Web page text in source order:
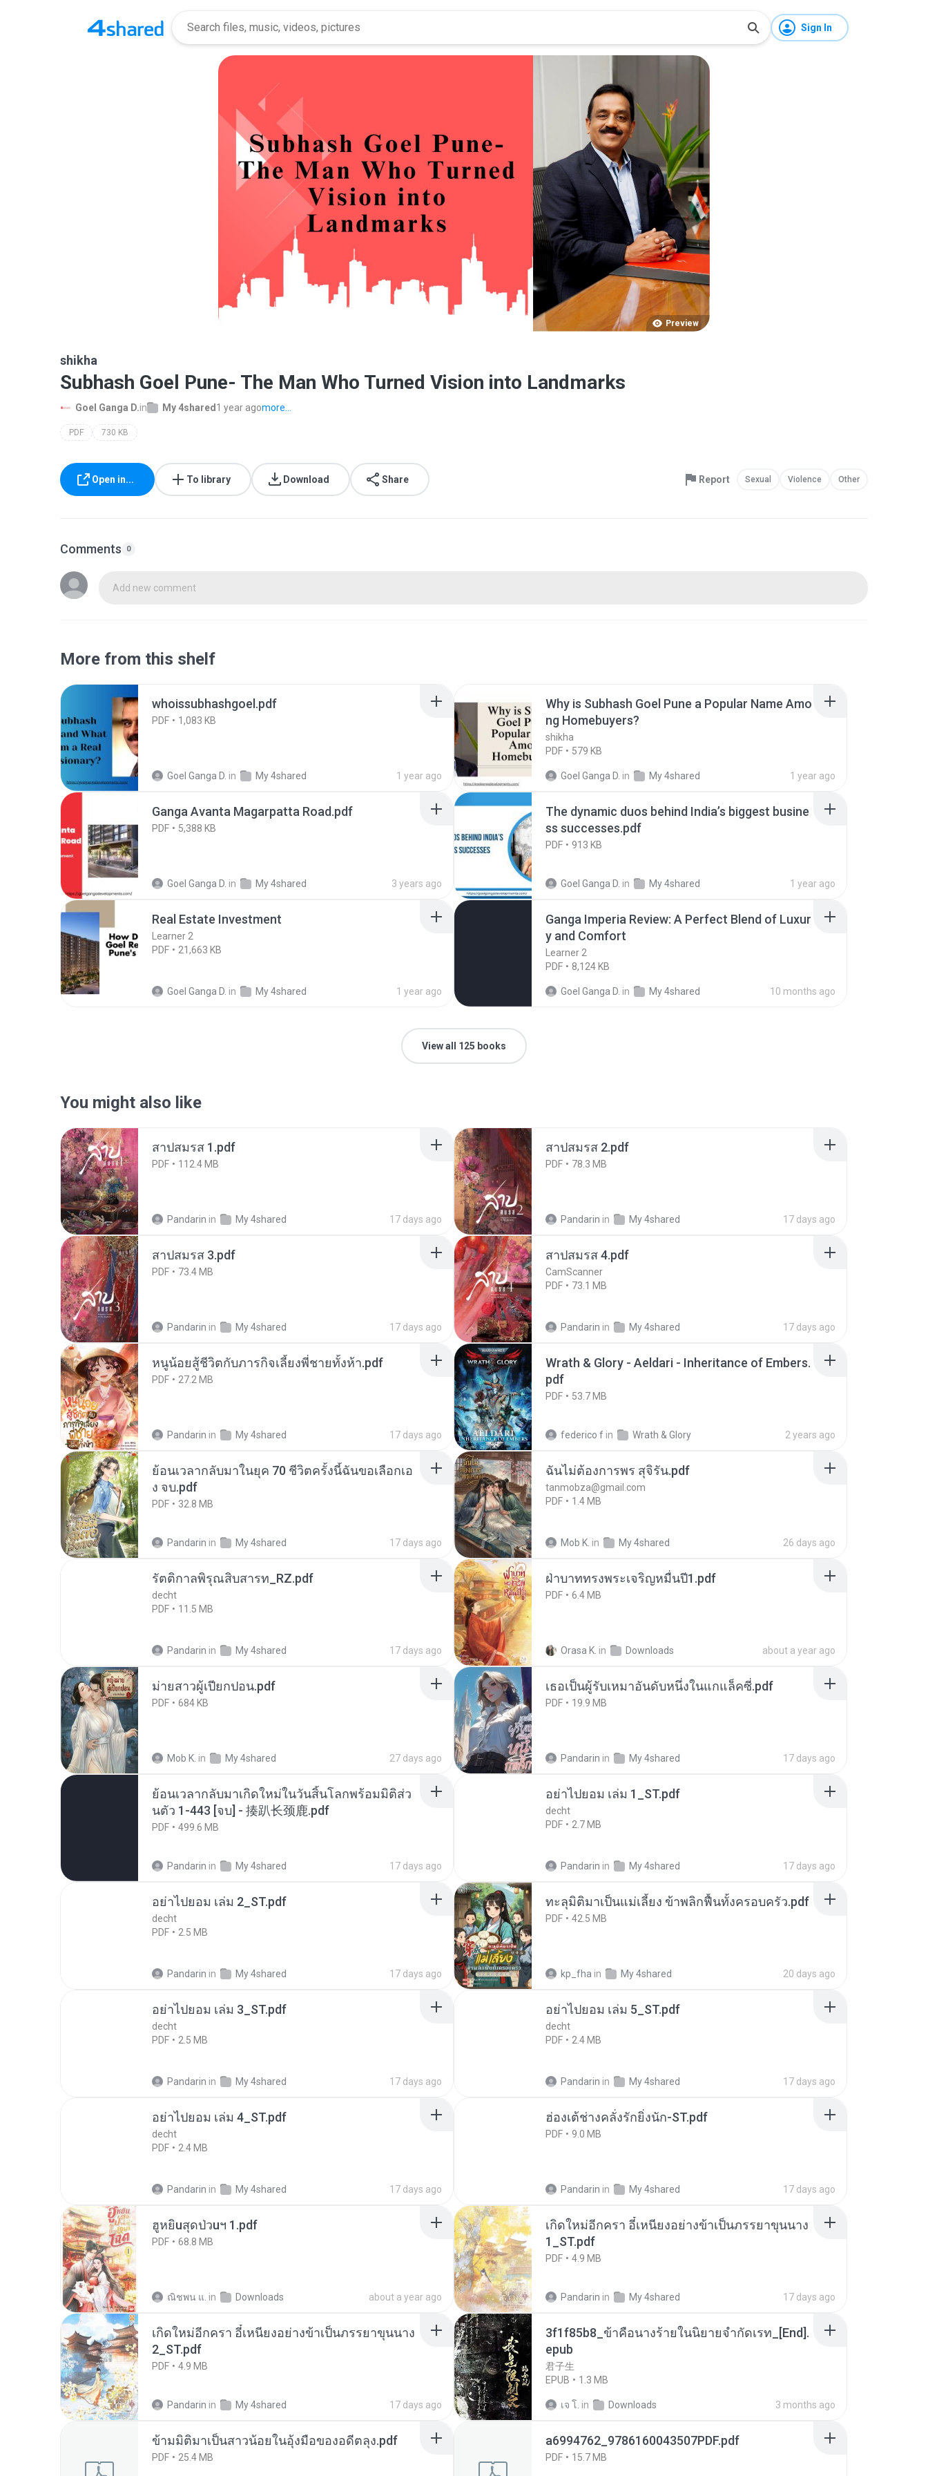
Sign In
Preview
shikha
Subhash Goel Pune- The Man Who Turned Vision into Landmarks
Goel Ganga D.in My 4shared 1 year agomore...
PDF 730 KB
Open in... To library Download Share Report Sexual Violence Other
Comments 0
Add new comment
More from this shelf
whoissubhashgoel.pdf
PDF 1,083 KB
Goel Ganga D. in My 4shared 1 year ago
Why is Subhash Goel Pune a Popular Name Amo
ng Homebuyers?
shikha
PDF
579 KB
Goel Ganga D. in My 4shared 1 year ago
Ganga Avanta Magarpatta Road.pdf
PDF 5,388 KB
Goel Ganga D. in My 4shared 3 years ago
The dynamic duos behind India’s biggest busine
ss successes.pdf
PDF 913 KB
Goel Ganga D. in My 4shared 1 year ago
Real Estate Investment
Learner 2
PDF
21,663 KB
Goel Ganga D. in My 4shared 1 year ago
Ganga Imperia Review: A Perfect Blend of Luxur
y and Comfort
Learner 2
PDF
8,124 KB
Goel Ganga D. in My 4shared 10 months ago
View all 125 books
You might also like
สาปสมรส 1.pdf
PDF 112.4 MB
Pandarin in My 4shared 17 days ago
สาปสมรส 2.pdf
PDF 78.3 MB
Pandarin in My 4shared 17 days ago
สาปสมรส 3.pdf
PDF 73.4 MB
Pandarin in My 4shared 17 days ago
สาปสมรส 4.pdf
CamScanner
PDF
73.1 MB
Pandarin in My 4shared 17 days ago
หนูน้อยสู้ชีวิตกับภารกิจเลี้ยงพี่ชายทั้งห้า.pdf
PDF 27.2 MB
Pandarin in My 4shared 17 days ago
Wrath & Glory - Aeldari - Inheritance of Embers.
pdf
PDF 53.7 MB
federico f in Wrath & Glory 2 years ago
ย้อนเวลากลับมาในยุค 70 ชีวิตครั้งนี้ฉันขอเลือกเอ
ง จบ.pdf
PDF 32.8 MB
Pandarin in My 4shared 17 days ago
ฉันไม่ต้องการพร สุจิรัน.pdf
tanmobza@gmail.com
PDF
1.4 MB
Mob K. in My 4shared 26 days ago
รัตติกาลพิรุณสิบสารท_RZ.pdf
decht
PDF
11.5 MB
Pandarin in My 4shared 17 days ago
ฝ่าบาททรงพระเจริญหมื่นปี1.pdf
PDF 6.4 MB
Orasa K. in Downloads about a year ago
ม่ายสาวผู้เปียกปอน.pdf
PDF 684 KB
Mob K. in My 4shared 27 days ago
เธอเป็นผู้รับเหมาอันดับหนึ่งในแกแล็คซี่.pdf
PDF 19.9 MB
Pandarin in My 4shared 17 days ago
ย้อนเวลากลับมาเกิดใหม่ในวันสิ้นโลกพร้อมมิติส่ว
นตัว 1-443 [จบ] - 揍趴长颈鹿.pdf
PDF 499.6 MB
Pandarin in My 4shared 17 days ago
อย่าไปยอม เล่ม 1_ST.pdf
decht
PDF
2.7 MB
Pandarin in My 4shared 17 days ago
อย่าไปยอม เล่ม 2_ST.pdf
decht
PDF
2.5 MB
Pandarin in My 4shared 17 days ago
ทะลุมิติมาเป็นแม่เลี้ยง ข้าพลิกฟื้นทั้งครอบครัว.pdf
PDF 42.5 MB
kp_fha in My 4shared 20 days ago
อย่าไปยอม เล่ม 3_ST.pdf
decht
PDF
2.5 MB
Pandarin in My 4shared 17 days ago
อย่าไปยอม เล่ม 5_ST.pdf
decht
PDF
2.4 MB
Pandarin in My 4shared 17 days ago
อย่าไปยอม เล่ม 4_ST.pdf
decht
PDF
2.4 MB
Pandarin in My 4shared 17 days ago
ฮ่องเต้ช่างคลั่งรักยิ่งนัก-ST.pdf
PDF 9.0 MB
Pandarin in My 4shared 17 days ago
ฮูหยิuสุดป่วuฯ 1.pdf
PDF 68.8 MB
ณิชพน แ. in Downloads about a year ago
เกิดใหม่อีกครา อี๋เหนียงอย่างข้าเป็นภรรยาขุนนาง
1_ST.pdf
PDF 4.9 MB
Pandarin in My 4shared 17 days ago
เกิดใหม่อีกครา อี๋เหนียงอย่างข้าเป็นภรรยาขุนนาง
2_ST.pdf
PDF 4.9 MB
Pandarin in My 4shared 17 days ago
3f1f85b8_ข้าคือนางร้ายในนิยายจำกัดเรท_[End].
epub
君子生
EPUB
1.3 MB
เจ โ. in Downloads 3 months ago
ข้ามมิติมาเป็นสาวน้อยในอุ้งมือของอดีตลุง.pdf
PDF 25.4 MB
a6994762_9786160043507PDF.pdf
PDF 15.7 MB